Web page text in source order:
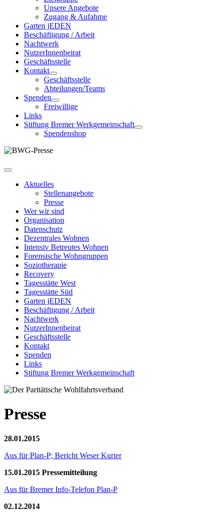
Unsere Angebote
Zugang & Aufahme
Garten jEDEN
Beschäftigung / Arbeit
Nachtwerk
NutzerInnenbeirat
Geschäftsstelle
Kontakt
Geschäftsstelle
Abteilungen/Teams
Spenden
Freiwillige
Links
Stiftung Bremer Werkgemeinschaft
Spendenshop
Aktuelles
Stellenangebote
Presse
Wer wir sind
Organisation
Datenschutz
Dezentrales Wohnen
Intensiv Betreutes Wohnen
Forensische Wohngruppen
Soziotherapie
Recovery
Tagesstätte West
Tagesstätte Süd
Garten jEDEN
Beschäftigung / Arbeit
Nachtwerk
NutzerInnenbeirat
Geschäftsstelle
Kontakt
Spenden
Links
Stiftung Bremer Werkgemeinschaft
Presse
28.01.2015
Aus für Plan-P; Bericht Weser Kurier
15.01.2015 Pressemitteilung
Aus für Bremer Info-Telefon Plan-P
02.12.2014